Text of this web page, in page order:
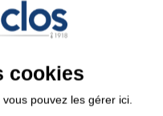
NEWSLETTER
cookies
pouvez les gérer ici.